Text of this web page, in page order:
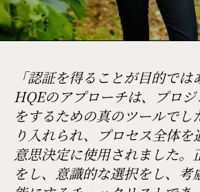
「認証を得ることが目的では
HQEのアプローチは、プロ
をするための真のツールで
り入れられ、プロセス全体
意思決定に使用されました
をし、意識的な選択をし、